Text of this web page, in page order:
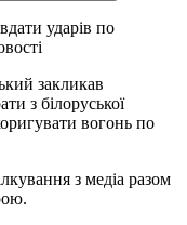
ударів по
закликав
з білоруської
вогонь по
з медіа разом